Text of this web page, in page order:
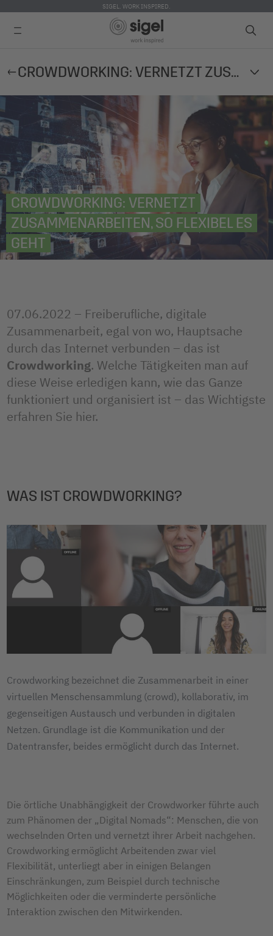
zum
SIGEL. WORK INSPIRED.
CROWDWORKING: VERNETZT ZUSAMMENARBEITEN, SO FLEXIBEL ES GEHT
CROWDWORKING: VERNETZT
ZUSAMMENARBEITEN, SO FLEXIBEL ES
GEHT
07.06.2022 – Freiberufliche, digitale
Zusammenarbeit, egal von wo, Hauptsache
durch das Internet verbunden – das ist
Crowdworking. Welche Tätigkeiten man auf
diese Weise erledigen kann, wie das Ganze
funktioniert und organisiert ist – das Wichtigste
erfahren Sie hier.
WAS IST CROWDWORKING?
Crowdworking bezeichnet die Zusammenarbeit in einer
virtuellen Menschensammlung (crowd), kollaborativ, im
gegenseitigen Austausch und verbunden in digitalen
Netzen. Grundlage ist die Kommunikation und der
Datentransfer, beides ermöglicht durch das Internet.
Die örtliche Unabhängigkeit der Crowdworker führte auch
zum Phänomen der „Digital Nomads“: Menschen, die von
wechselnden Orten und vernetzt ihrer Arbeit nachgehen.
Crowdworking ermöglicht Arbeitenden zwar viel
Flexibilität, unterliegt aber in einigen Belangen
Einschränkungen, zum Beispiel durch technische
Möglichkeiten oder die verminderte persönliche
Interaktion zwischen den Mitwirkenden.